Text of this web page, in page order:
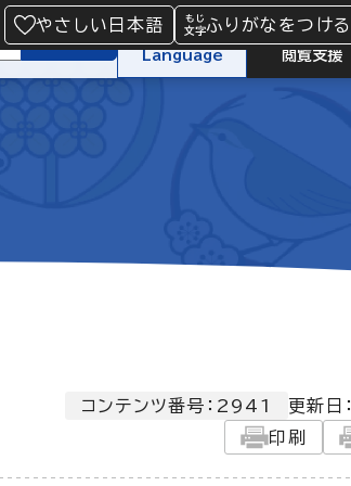
やさしい日本語 ふりがなをつける
検索
Language 閲覧支援
コンテンツ番号：2941 更新日：
印刷